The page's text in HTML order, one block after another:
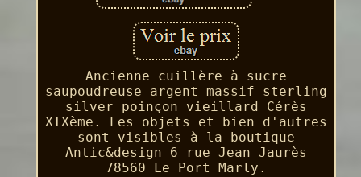
Ancienne cuillère à sucre
saupoudreuse argent massif sterling
silver poinçon vieillard Cérès
XIXème. Les objets et bien d'autres
sont visibles à la boutique
Antic&design 6 rue Jean Jaurès
78560 Le Port Marly.